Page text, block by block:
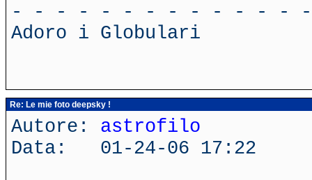
- - - - - - - - - - - - -
Adoro i Globulari
Re: Le mie foto deepsky !
Autore: astrofilo
Data: 01-24-06 17:22